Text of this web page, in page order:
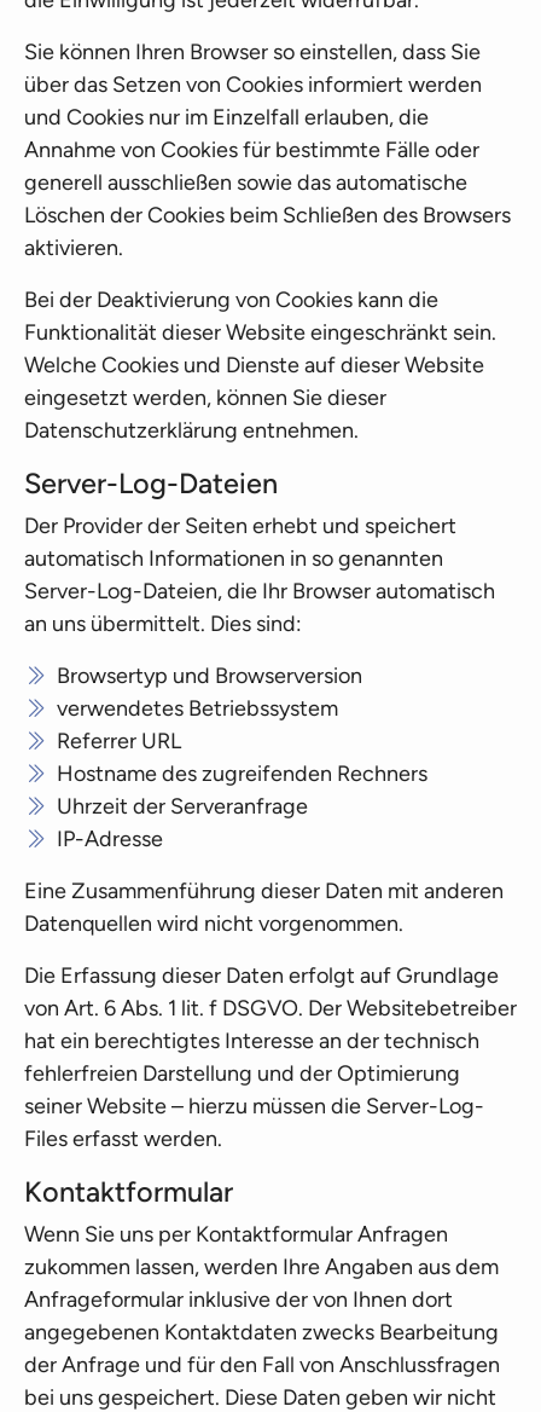
Sie können Ihren Browser so einstellen, dass Sie
über das Setzen von Cookies informiert werden
und Cookies nur im Einzelfall erlauben, die
Annahme von Cookies für bestimmte Fälle oder
generell ausschließen sowie das automatische
Löschen der Cookies beim Schließen des Browsers
aktivieren.
Bei der Deaktivierung von Cookies kann die
Funktionalität dieser Website eingeschränkt sein.
Welche Cookies und Dienste auf dieser Website
eingesetzt werden, können Sie dieser
Datenschutzerklärung entnehmen.
Server-Log-Dateien
Der Provider der Seiten erhebt und speichert
automatisch Informationen in so genannten
Server-Log-Dateien, die Ihr Browser automatisch
an uns übermittelt. Dies sind:
Browsertyp und Browserversion
verwendetes Betriebssystem
Referrer URL
Hostname des zugreifenden Rechners
Uhrzeit der Serveranfrage
IP-Adresse
Eine Zusammenführung dieser Daten mit anderen
Datenquellen wird nicht vorgenommen.
Die Erfassung dieser Daten erfolgt auf Grundlage
von Art. 6 Abs. 1 lit. f DSGVO. Der Websitebetreiber
hat ein berechtigtes Interesse an der technisch
fehlerfreien Darstellung und der Optimierung
seiner Website – hierzu müssen die Server-Log-
Files erfasst werden.
Kontaktformular
Wenn Sie uns per Kontaktformular Anfragen
zukommen lassen, werden Ihre Angaben aus dem
Anfrageformular inklusive der von Ihnen dort
angegebenen Kontaktdaten zwecks Bearbeitung
der Anfrage und für den Fall von Anschlussfragen
bei uns gespeichert. Diese Daten geben wir nicht